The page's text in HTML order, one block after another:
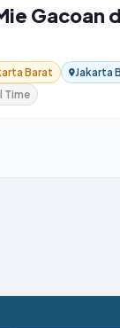
Gacoan
Barat
Jakarta
Time